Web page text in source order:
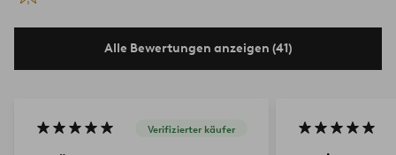
Alle Bewertungen anzeigen (41)
Verifizierter käufer